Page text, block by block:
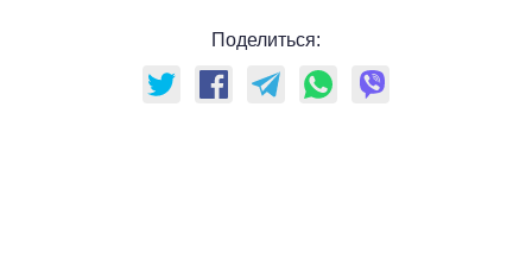
Поделиться: